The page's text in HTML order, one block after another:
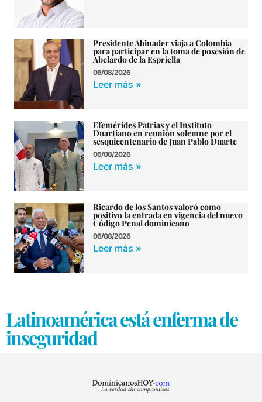
Presidente Abinader viaja a Colombia
para participar en la toma de posesión de
Abelardo de la Espriella
06/08/2026
Leer más »
Efemérides Patrias y el Instituto
Duartiano en reunión solemne por el
sesquicentenario de Juan Pablo Duarte
06/08/2026
Leer más »
Ricardo de los Santos valoró como
positivo la entrada en vigencia del nuevo
Código Penal dominicano
06/08/2026
Leer más »
Latinoamérica está enferma de
inseguridad